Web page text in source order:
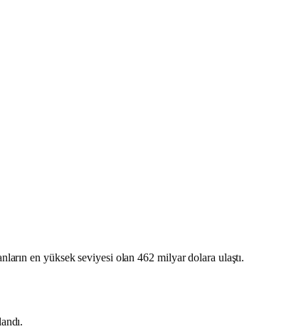
en yüksek seviyesi olan 462 milyar dolara ulaştı.